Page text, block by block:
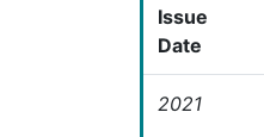
Issue
Date
2021